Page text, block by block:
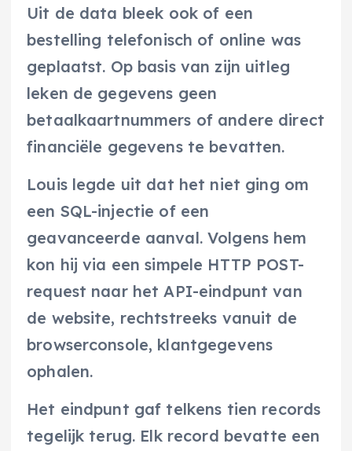
Uit de data bleek ook of een
bestelling telefonisch of online was
geplaatst. Op basis van zijn uitleg
leken de gegevens geen
betaalkaartnummers of andere direct
financiële gegevens te bevatten.
Louis legde uit dat het niet ging om
een SQL-injectie of een
geavanceerde aanval. Volgens hem
kon hij via een simpele HTTP POST-
request naar het API-eindpunt van
de website, rechtstreeks vanuit de
browserconsole, klantgegevens
ophalen.
Het eindpunt gaf telkens tien records
tegelijk terug. Elk record bevatte een